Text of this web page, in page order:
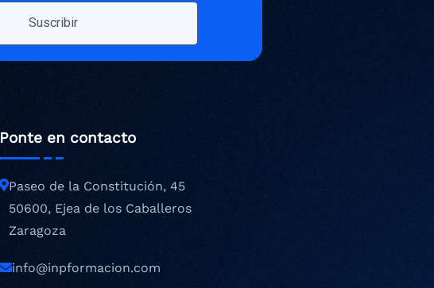
Ponte en contacto
Paseo de la Constitución, 45
50600, Ejea de los Caballeros
Zaragoza
info@inpformacion.com